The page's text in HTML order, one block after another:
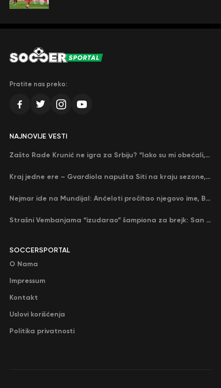
Pratite nas preko:
SOCCERSPORTAL
O Nama
Impressum
Kontakt
Uslovi korišćenja
Politika privatnosti
NAJNOVIJE VESTI
Zašto Rade Krunić ne igra za Srbiju? “Iako su mi obećali, niko me nije zvao…”
Kraj jedne ere – Gvardiola napušta Siti na kraju sezone, menja ga njegov nekadašnji rival
Nejmar ide na Mundijal: Anćeloti pročitao njegovo ime, Brazil u delirijumu (VIDEO)
Strašni Vembanjama “izudarao” šampiona za brejk: San Antonio poveo protiv Oklahome